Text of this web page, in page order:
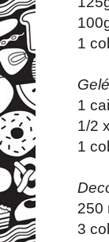
1
1
1/2
1
250
3